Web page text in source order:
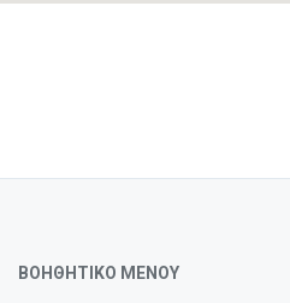
ΒΟΗΘΗΤΙΚΟ ΜΕΝΟΥ